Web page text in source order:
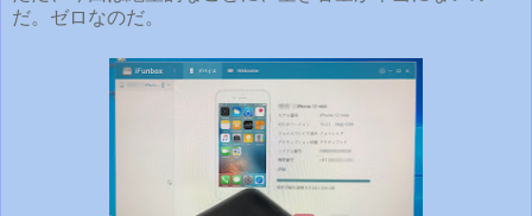
だ。ゼロなのだ。